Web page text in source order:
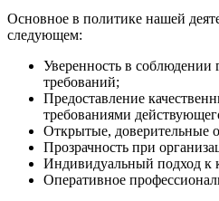
Основное в политике нашей
следующем:
Уверенность в соблюдении
требований;
Предоставление
требованиями
Открытые, доверительные
Прозрачность при
Индивидуальный подход к
Оперативное